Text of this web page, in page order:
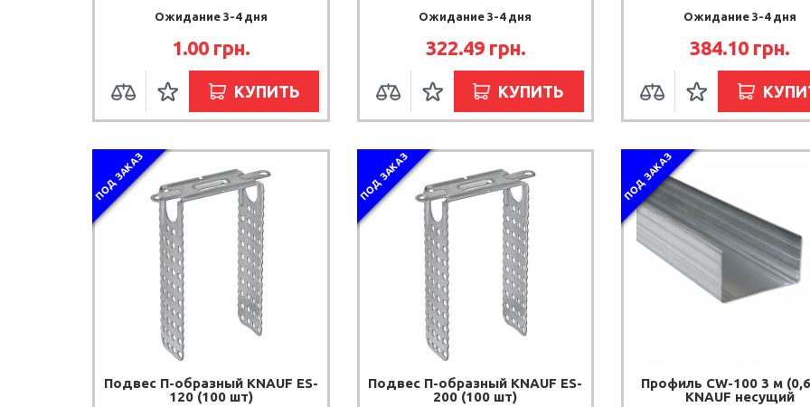
Ожидание 3-4 дня
1.00 грн.
КУПИТЬ
Ожидание 3-4 дня
322.49 грн.
КУПИТЬ
Ожидание 3-4 дня
384.10 грн.
ПОД ЗАКАЗ
Подвес П-образный KNAUF ES-
120 (100 шт)
ПОД ЗАКАЗ
Подвес П-образный KNAUF ES-
200 (100 шт)
ПОД ЗАКАЗ
Профиль CW-100 3 м
KNAUF несущий